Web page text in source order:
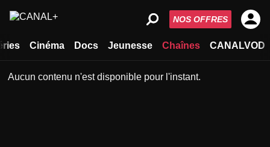
Cinéma Docs Jeunesse Chaînes CANALVOD
NOS OFFRES
Aucun contenu n'est disponible pour l'instant.